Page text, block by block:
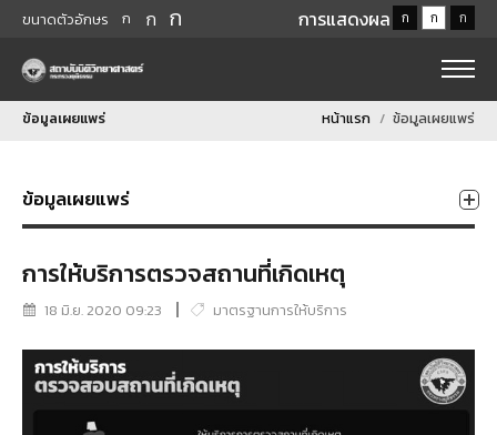
ขนาดตัวอักษร ก ก ก การแสดงผล ก ก ก
ข้อมูลเผยแพร่ หน้าแรก ข้อมูลเผยแพร่
ข้อมูลเผยแพร่
การให้บริการตรวจสถานที่เกิดเหตุ
18 มิ.ย. 2020 09:23 มาตรฐานการให้บริการ